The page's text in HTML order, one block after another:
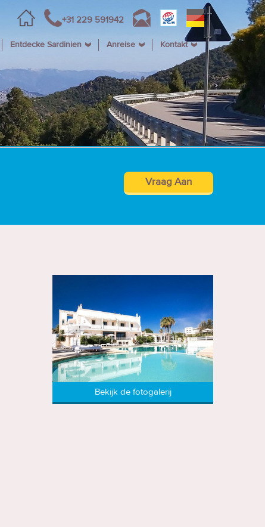
+31 229 591942
Entdecke Sardinien Anreise Kontakt
Vraag Aan
Bekijk de fotogalerij